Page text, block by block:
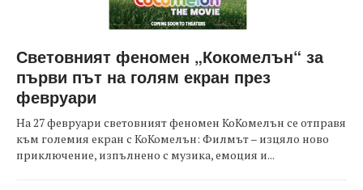
Световният феномен „Кокомелън“ за
първи път на голям екран през
февруари
На 27 февруари световният феномен КоКомелън се отправя
към големия екран с КоКомелън: Филмът – изцяло ново
приключение, изпълнено с музика, емоция и...